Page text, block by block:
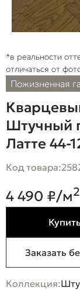
*в реальности
отличаться от
Пожизненная
Штучный
Латте 44-
Код товара:
4 490 ₽/м2
Купить
Заказать
Коллекция: